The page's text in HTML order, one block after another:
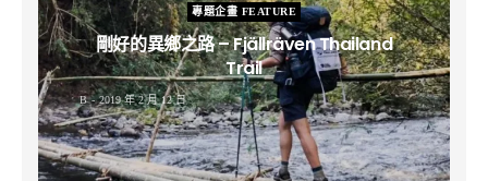
專題企畫 FEATURE
剛好的異鄉之路 – Fjällräven Thailand
Trail
B 2019 年 2 月 12 日